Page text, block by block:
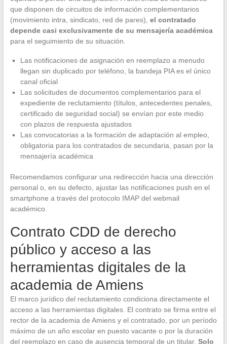
que disponen de circuitos de información complementarios
(movimiento intra, sindicato, red de pares), el contratado
depende casi exclusivamente de su mensajería académica
para el seguimiento de su situación.
Las notificaciones de asignación en reemplazo a menudo
llegan sin duplicado por teléfono, la bandeja PIA es el único
canal oficial
Las solicitudes de documentos complementarios para el
expediente de reclutamiento (títulos, antecedentes penales,
certificado de seguridad social) se envían por este medio
con plazos de respuesta ajustados
Las convocatorias a la formación de adaptación al empleo,
obligatoria para los contratados de secundaria, pasan por la
mensajería académica
Recomendamos configurar una redirección hacia una dirección
personal o, en su defecto, ajustar las notificaciones push en el
smartphone a través del protocolo IMAP del webmail
académico.
Contrato CDD de derecho
público y acceso a las
herramientas digitales de la
academia de Amiens
El marco jurídico del reclutamiento condiciona directamente el
acceso a las herramientas digitales. El contrato se firma entre el
rector de la academia de Amiens y el contratado, por un período
máximo de un año escolar en puesto vacante o por la duración
del reemplazo en caso de ausencia temporal de un titular. Solo